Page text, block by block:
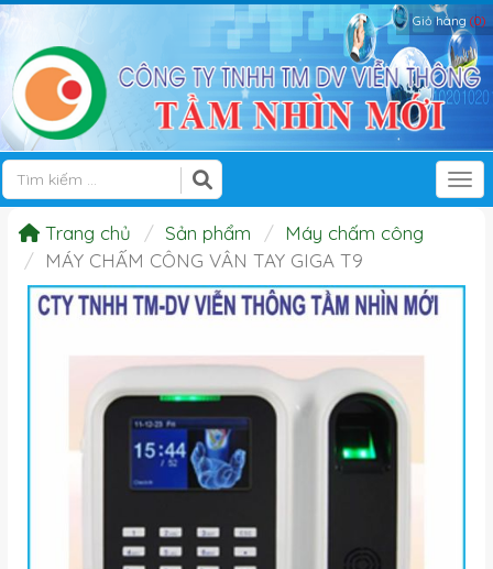
Giỏ hàng (0)
Trang chủ Sản phẩm
Máy chấm công
MÁY CHẤM CÔNG VÂN TAY GIGA T9